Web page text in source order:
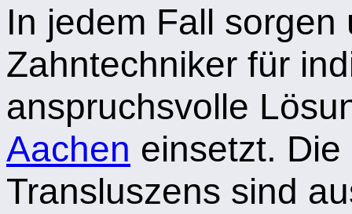
In jedem Fall
Zahntechniker für
anspruchsvolle
Aachen einsetzt.
Transluszens sind